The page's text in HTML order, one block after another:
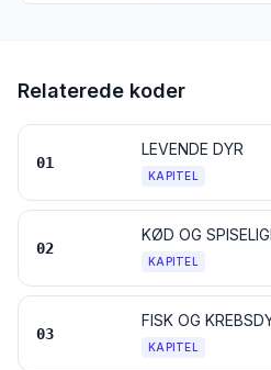
Relaterede koder
01
LEVENDE DYR
KAPITEL
02
KAPITEL
03
KAPITEL